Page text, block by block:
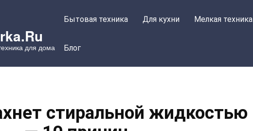
для дома
Бытовая техника Для кухни Мелкая техника
Блог
стиральной жидкостью